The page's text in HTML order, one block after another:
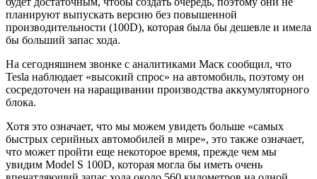
планируют выпускать версию без повышенной
производительности (100D), которая была бы дешевле и имела
бы больший запас хода.
На сегодняшнем звонке с аналитиками Маск сообщил, что
Tesla наблюдает «высокий спрос» на автомобиль, поэтому он
сосредоточен на наращивании производства аккумуляторного
блока.
Хотя это означает, что мы можем увидеть больше «самых
быстрых серийных автомобилей в мире», это также означает,
что может пройти еще некоторое время, прежде чем мы
увидим Model S 100D, которая могла бы иметь очень